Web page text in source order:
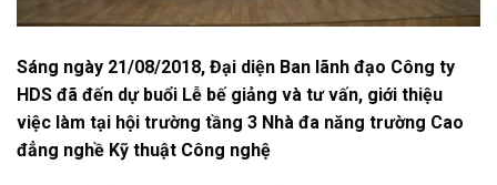
Sáng ngày 21/08/2018, Đại diện Ban lãnh đạo Công ty
HDS đã đến dự buổi Lễ bế giảng và tư vấn, giới thiệu
việc làm tại hội trường tầng 3 Nhà đa năng trường Cao
đẳng nghề Kỹ thuật Công nghệ